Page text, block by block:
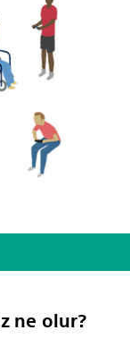
ne olur?